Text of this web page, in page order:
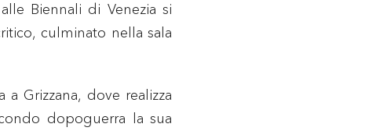
Biennali di Venezia si
culminato nella sala
Grizzana, dove realizza
dopoguerra la sua